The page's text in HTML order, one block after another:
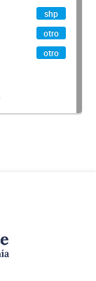
shp
otro
otro